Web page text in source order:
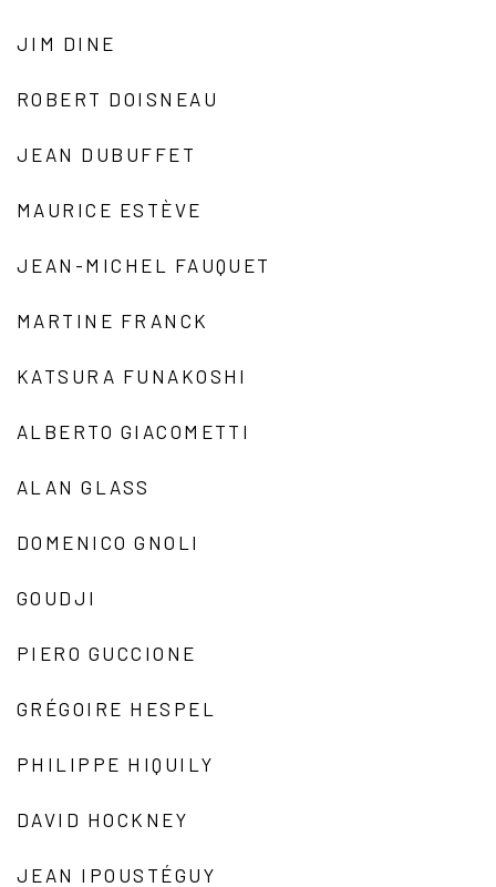
JIM DINE
ROBERT DOISNEAU
JEAN DUBUFFET
MAURICE ESTÈVE
JEAN-MICHEL FAUQUET
MARTINE FRANCK
KATSURA FUNAKOSHI
ALBERTO GIACOMETTI
ALAN GLASS
DOMENICO GNOLI
GOUDJI
PIERO GUCCIONE
GRÉGOIRE HESPEL
PHILIPPE HIQUILY
DAVID HOCKNEY
JEAN IPOUSTÉGUY